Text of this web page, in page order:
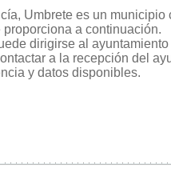
Umbrete es un municipio
a continuación.
dirigirse al
a la recepción del
y datos disponibles.